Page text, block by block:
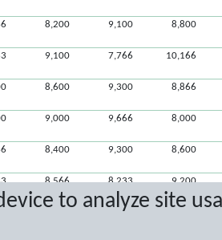
to analyze site
8,200 9,100 8,800
9,100 7,766 10,166
8,600 9,300 8,866
9,000 9,666 8,000
8,400 9,300 8,600
8,566 8,233 9,200
8,066